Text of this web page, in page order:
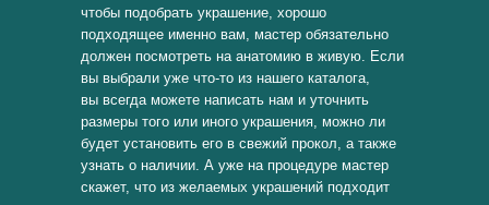
чтобы подобрать украшение, хорошо
подходящее именно вам, мастер обязательно
должен посмотреть на анатомию в живую. Если
вы выбрали уже что-то из нашего каталога,
вы всегда можете написать нам и уточнить
размеры того или иного украшения, можно ли
будет установить его в свежий прокол, а также
узнать о наличии. А уже на процедуре мастер
скажет, что из желаемых украшений подходит